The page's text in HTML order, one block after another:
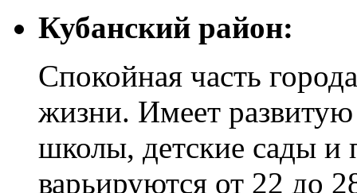
Кубанский район:
Спокойная часть
жизни. Имеет
школы, детские сады
варьируются от 22 до